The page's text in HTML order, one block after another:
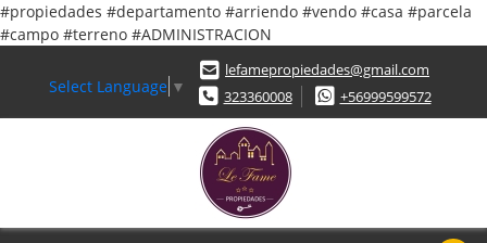
#propiedades #departamento #arriendo #vendo #casa #parcela
#campo #terreno #ADMINISTRACION
Select Language ▼
lefamepropiedades@gmail.com
323360008
+56999599572